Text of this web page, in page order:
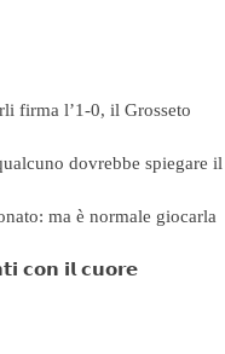
firma l’1-0, il Grosseto
dovrebbe spiegare il
ma è normale giocarla
𝗰𝗼𝗻 𝗶𝗹 𝗰𝘂𝗼𝗿𝗲